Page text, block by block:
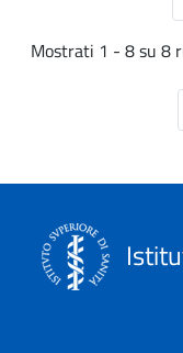
Mostrati 1 - 8 su 8